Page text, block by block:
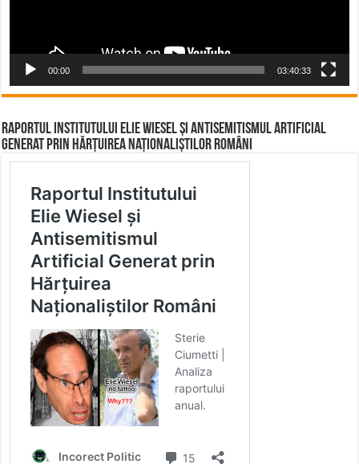
00:00 03:40:33
Raportul Institutului Elie Wiesel și Antisemitismul Artificial
Generat prin Hărțuirea Naționaliștilor Români